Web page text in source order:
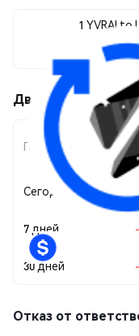
1 YVRAI to
$2.05
Движения цены
Период
Сегодня
7 дней
30 дней
Отказ от